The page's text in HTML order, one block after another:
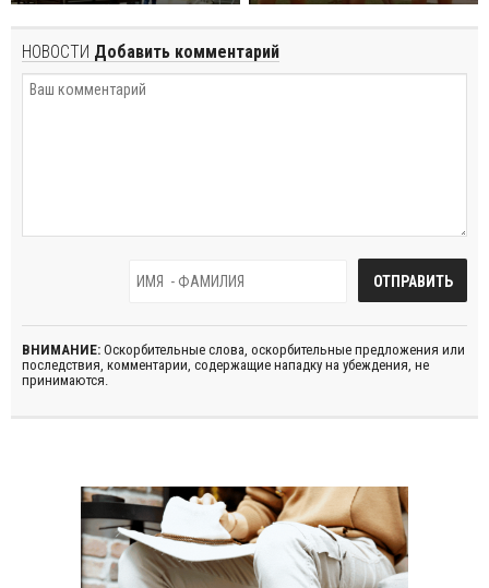
НОВОСТИ Добавить комментарий
ВНИМАНИЕ: Оскорбительные слова, оскорбительные предложения или
последствия, комментарии, содержащие нападку на убеждения, не
принимаются.